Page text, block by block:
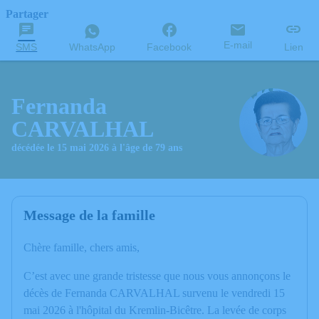
Partager
SMS WhatsApp Facebook E-mail Lien
Fernanda
CARVALHAL
décédée le 15 mai 2026 à l'âge de 79 ans
Message de la famille
Chère famille, chers amis,
C’est avec une grande tristesse que nous vous annonçons le
décès de Fernanda CARVALHAL survenu le vendredi 15
mai 2026 à l'hôpital du Kremlin-Bicêtre. La levée de corps